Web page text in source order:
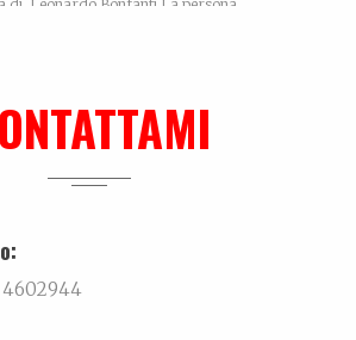
di Leonardo Bonfanti La persona...
ripetitivo, quasi ossessivo, si...
4602944